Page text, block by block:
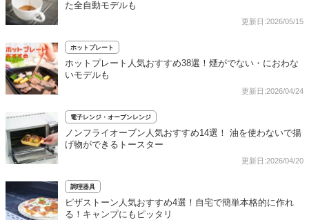
た全自動モデルも
更新日:2026/05/15
ホットプレート
ホットプレート人気おすすめ38選！煙がでない・におわな
いモデルも
更新日:2026/04/24
電子レンジ・オーブンレンジ
ノンフライオーブン人気おすすめ14選！ 油を使わないで揚
げ物ができるトースター
更新日:2026/04/20
調理器具
ピザストーン人気おすすめ4選！自宅で簡単本格的に作れ
る！キャンプにもピッタリ